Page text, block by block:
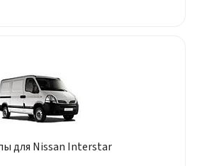
для Nissan Interstar